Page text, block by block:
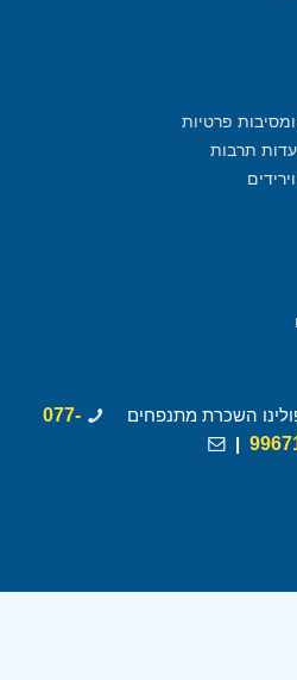
פרטיות
תרבות
השכרת מתנפחים
077-
|